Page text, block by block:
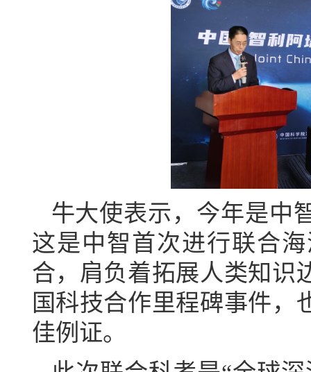
牛大使表示，今年是中
这是中智首次进行联合
合，肩负着拓展人类知识
国科技合作里程碑事件，
佳例证。